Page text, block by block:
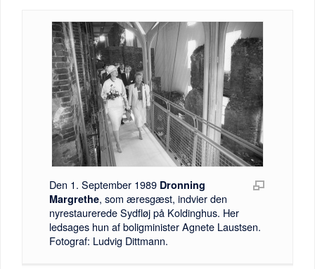
Den 1. September 1989 Dronning
Margrethe, som æresgæst, indvier den
nyrestaurerede Sydfløj på Koldinghus. Her
ledsages hun af boligminister Agnete Laustsen.
Fotograf: Ludvig Dittmann.